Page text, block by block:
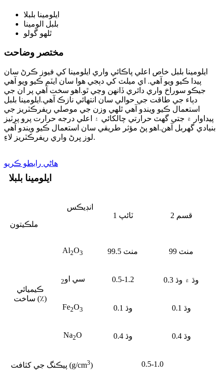
ايلومينا بلبلا
بلبل الومينا
ٿلهو گولو
مختصر وضاحت
ايلومينا بلبل خاص اعلي پاڪائي واري ايلومينا کي فيوز ڪرڻ سان
پيدا ڪيو ويو آهي. اي ميلٽ کي دٻجي هوا سان ايٽم ڪيو ويو آهي
جيڪو سوراخ واري دائري ڏانهن وڃي ٿو.اهو سخت آهي پر ان جي
دٻاء جي طاقت جي حوالي سان انتهائي نازڪ آهي.ايلومينا بلبل
استعمال ڪيو ويندو آهي ٿلهي وزن جي موصلي ريفرڪٽريز جي
پيداوار ۾ جتي گهٽ حرارتي چالکائي ۽ اعلي درجه حرارت پرو پرٽيز
بنيادي گهربل آهن.اهو پڻ مؤثر طريقي سان استعمال ڪيو ويندو آهي
لوز ڀرڻ واري ريفرڪٽريز لاءِ.
ھاڻي رابطو ڪريو
ايلومينا بلبلا
انڊيڪس
ملڪيتون
ٽائپ 1 قسم 2
ڪيميائي
ساخت (٪)
Al2O3 99.5 منٽ 99 منٽ
سي او2 0.5-1.2 0.3 وڌ ۾ وڌ
Fe2O3 0.1 وڌ 0.1 وڌ
Na2O 0.4 وڌ 0.4 وڌ
پيڪنگ جي کثافت (g/cm3) 0.5-1.0